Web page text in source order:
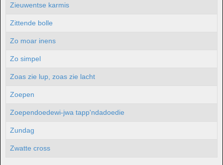
Zieuwentse karmis
Zittende bolle
Zo moar inens
Zo simpel
Zoas zie lup, zoas zie lacht
Zoepen
Zoependoedewi-jwa tapp'ndadoedie
Zundag
Zwatte cross